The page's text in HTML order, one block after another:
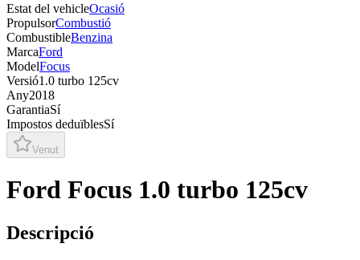
Estat del vehicleOcasió
PropulsorCombustió
CombustibleBenzina
MarcaFord
ModelFocus
Versió1.0 turbo 125cv
Any2018
GarantiaSí
Impostos deduïblesSí
Venut
Ford Focus 1.0 turbo 125cv
Descripció